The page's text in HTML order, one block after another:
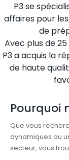
P3 se
affaires pour
de
Avec plus de
P3 a acquis la
de haute
Pourquoi
Que vous
dynamiques ou
secteur, vous